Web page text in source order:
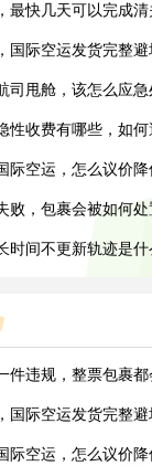
几天可以完成清关放行
际空运发货完整避坑指
甩舱，该怎么应急处理
收费有哪些，如何避开
运，怎么议价降低运费
，包裹会被如何处置?
不更新轨迹是什么原因
，整票包裹都会被扣押退
际空运发货完整避坑指
运，怎么议价降低运费